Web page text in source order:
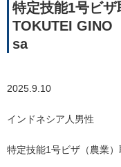
特定技能1号ビ
TOKUTEI
sa
2025.9.10
インドネシア人男性
特定技能1号ビザ（農業）